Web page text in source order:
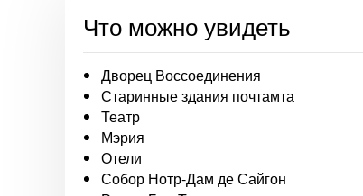
Что можно увидеть
Дворец Воссоединения
Старинные здания почтамта
Театр
Мэрия
Отели
Собор Нотр-Дам де Сайгон